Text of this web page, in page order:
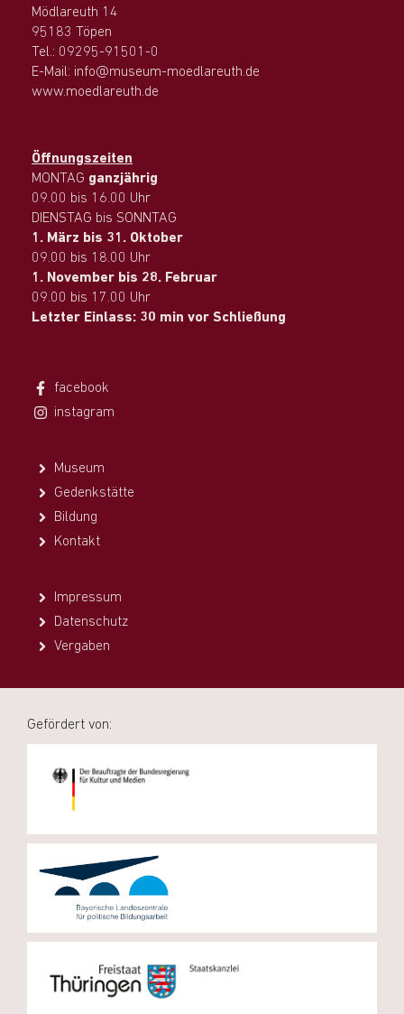
Mödlareuth 14
95183 Töpen
Tel.: 09295-91501-0
E-Mail: info@museum-moedlareuth.de
www.moedlareuth.de
Öffnungszeiten
MONTAG ganzjährig
09.00 bis 16.00 Uhr
DIENSTAG bis SONNTAG
1. März bis 31. Oktober
09.00 bis 18.00 Uhr
1. November bis 28. Februar
09.00 bis 17.00 Uhr
Letzter Einlass: 30 min vor Schließung
facebook
instagram
Museum
Gedenkstätte
Bildung
Kontakt
Impressum
Datenschutz
Vergaben
Gefördert von: